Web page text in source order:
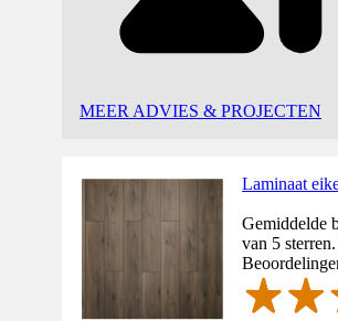
MEER ADVIES & PROJECTEN
Laminaat
Gemiddelde
van 5